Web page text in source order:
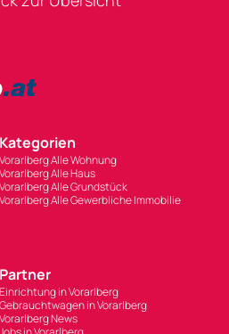
Kategorien
Vorarlberg Alle Wohnung
Vorarlberg Alle Haus
Vorarlberg Alle Grundstück
Vorarlberg Alle Gewerbliche Immobilie
Partner
Einrichtung in Vorarlberg
Gebrauchtwagen in Vorarlberg
Vorarlberg News